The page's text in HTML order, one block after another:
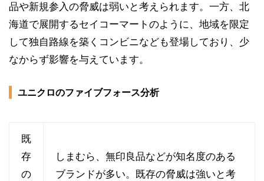
品や新規参入の脅威は弱いと考えられます。一方、北
海道で展開するセイコーマートのように、地域を限定
して独自路線を築くコンビニなども登場しており、少
なからず影響を与えています。
ユニクロのファイブフォース分析
既
存
の
しまむら、無印良品などが知名度のある
ブランドが多い。既存の脅威は強いと考